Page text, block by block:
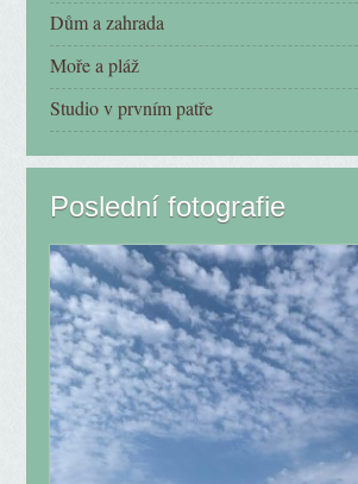
Dům a zahrada
Moře a pláž
Studio v prvním patře
Poslední fotografie